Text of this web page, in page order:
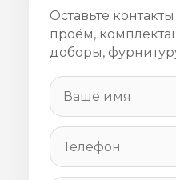
Оставьте
проём,
доборы,